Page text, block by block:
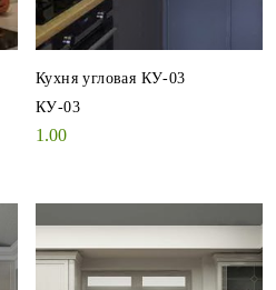
Кухня угловая КУ-03
КУ-03
1.00